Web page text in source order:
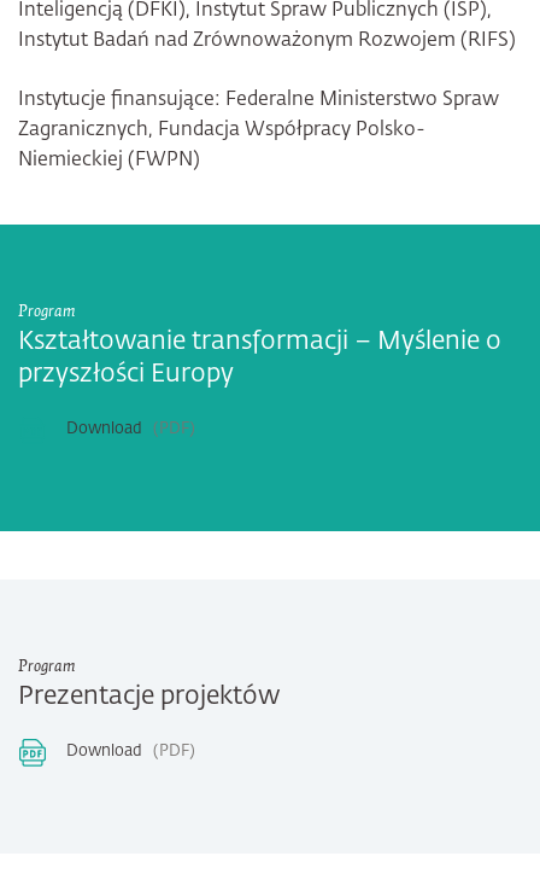
Inteligencją (DFKI), Instytut Spraw Publicznych (ISP),
Instytut Badań nad Zrównoważonym Rozwojem (RIFS)
Instytucje finansujące: Federalne Ministerstwo Spraw
Zagranicznych, Fundacja Współpracy Polsko-
Niemieckiej (FWPN)
Program
Kształtowanie transformacji – Myślenie o
przyszłości Europy
Download PDF
Program
Prezentacje projektów
Download PDF